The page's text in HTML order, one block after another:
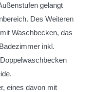
gelangt
Des Weiteren
Waschbecken, das
inkl.
eines davon mit